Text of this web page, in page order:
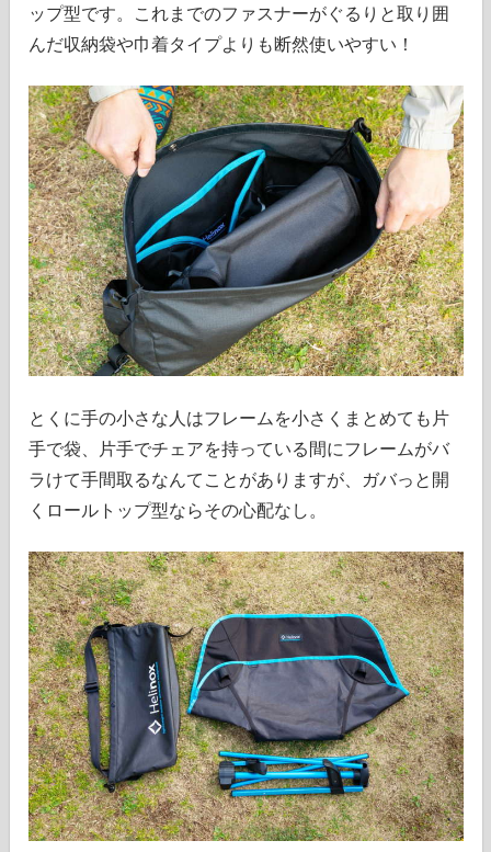
ップ型です。これまでのファスナーがぐるりと取り囲
んだ収納袋や巾着タイプよりも断然使いやすい！
とくに手の小さな人はフレームを小さくまとめても片
手で袋、片手でチェアを持っている間にフレームがバ
ラけて手間取るなんてことがありますが、ガバっと開
くロールトップ型ならその心配なし。